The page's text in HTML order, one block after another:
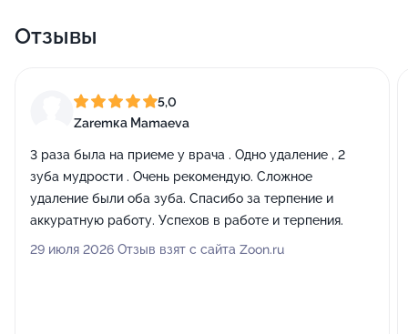
Отзывы
5,0
Zaremка Мamaeva
3 раза была на приеме у врача . Одно удаление , 2
зуба мудрости . Очень рекомендую. Сложное
удаление были оба зуба. Спасибо за терпение и
аккуратную работу. Успехов в работе и терпения.
29 июля 2026 Отзыв взят с сайта Zoon.ru